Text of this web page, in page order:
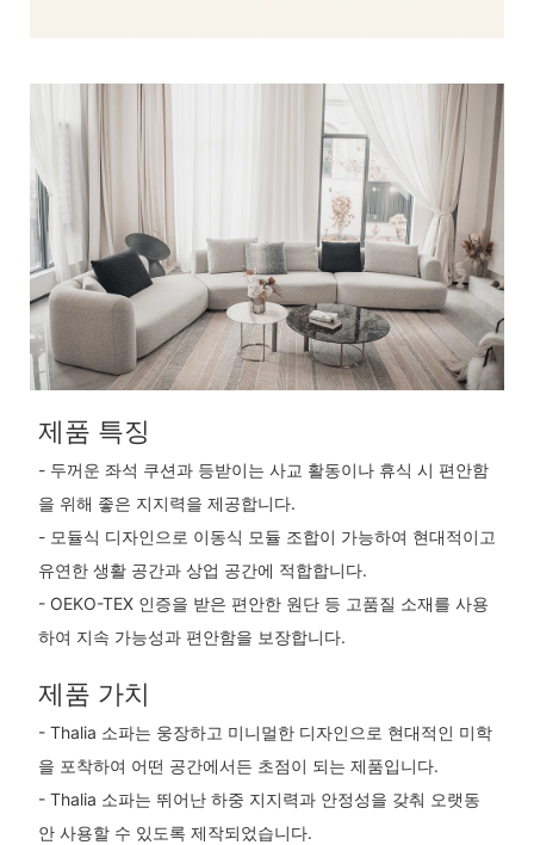
제품 특징
- 두꺼운 좌석 쿠션과 등받이는 사교 활동이나 휴식 시 편안함
을 위해 좋은 지지력을 제공합니다.
- 모듈식 디자인으로 이동식 모듈 조합이 가능하여 현대적이고
유연한 생활 공간과 상업 공간에 적합합니다.
- OEKO-TEX 인증을 받은 편안한 원단 등 고품질 소재를 사용
하여 지속 가능성과 편안함을 보장합니다.
제품 가치
- Thalia 소파는 웅장하고 미니멀한 디자인으로 현대적인 미학
을 포착하여 어떤 공간에서든 초점이 되는 제품입니다.
- Thalia 소파는 뛰어난 하중 지지력과 안정성을 갖춰 오랫동
안 사용할 수 있도록 제작되었습니다.